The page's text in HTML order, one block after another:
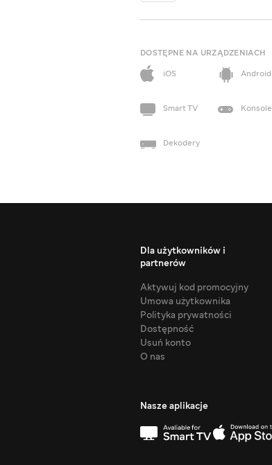
DOSTĘPNE NA URZĄDZENIACH
iOS
Android
Smart TV Konsole
Dekodery
Dla użytkowników i
partnerów
Aktywuj kod promocyjny
Umowa użytkownika
Polityka prywatności
Dostępność
Usuń konto
O nas
Nasze aplikacje